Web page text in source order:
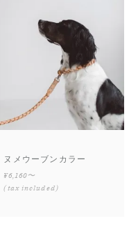
ヌメウーブンカラー
¥6,160〜
(tax included)